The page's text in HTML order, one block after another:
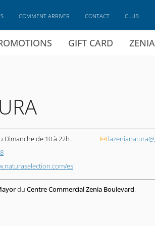
GIFT CARD
COMMENT ARRIVER CONTACT CLUB
Dimanche de 10 à 22h.
es
du Centre Commercial Zenia Boulevard.